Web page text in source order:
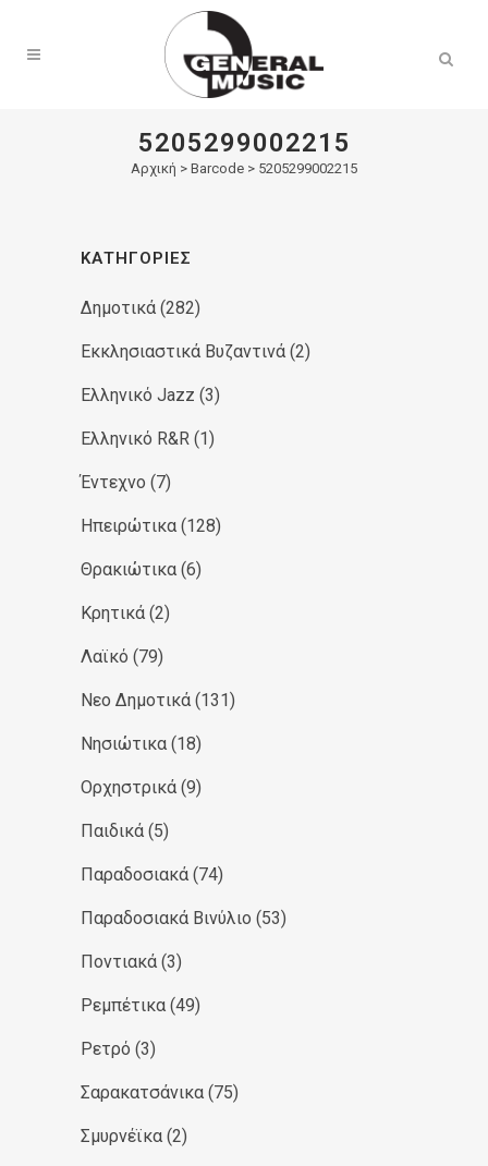
5205299002215
Αρχική > Barcode > 5205299002215
ΚΑΤΗΓΟΡΊΕΣ
Δημοτικά (282)
Εκκλησιαστικά Βυζαντινά (2)
Ελληνικό Jazz (3)
Ελληνικό R&R (1)
Έντεχνο (7)
Ηπειρώτικα (128)
Θρακιώτικα (6)
Κρητικά (2)
Λαϊκό (79)
Νεο Δημοτικά (131)
Νησιώτικα (18)
Ορχηστρικά (9)
Παιδικά (5)
Παραδοσιακά (74)
Παραδοσιακά Βινύλιο (53)
Ποντιακά (3)
Ρεμπέτικα (49)
Ρετρό (3)
Σαρακατσάνικα (75)
Σμυρνέϊκα (2)